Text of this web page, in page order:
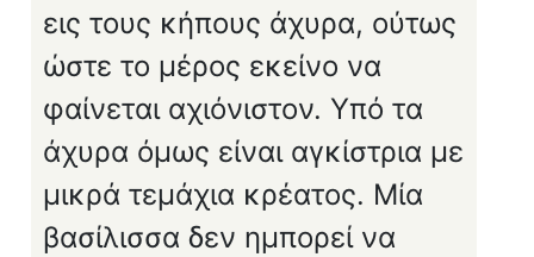
εις τους κήπους άχυρα, ούτως
ώστε το μέρος εκείνο να
φαίνεται αχιόνιστον. Υπό τα
άχυρα όμως είναι αγκίστρια με
μικρά τεμάχια κρέατος. Μία
βασίλισσα δεν ημπορεί να